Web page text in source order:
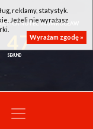
NOTEĆ INOWROCŁAW
47
reklamy, statystyk.
Jeżeli nie wyrażasz
Wyrażam zgodę »